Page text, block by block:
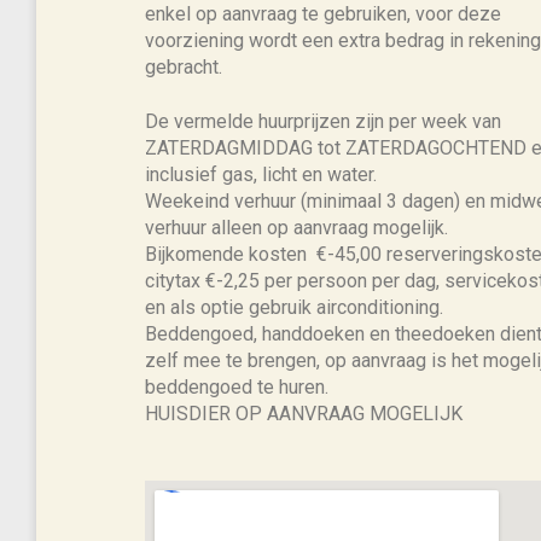
enkel op aanvraag te gebruiken, voor deze
voorziening wordt een extra bedrag in rekening
gebracht.
De vermelde huurprijzen zijn per week van
ZATERDAGMIDDAG tot ZATERDAGOCHTEND
inclusief gas, licht en water.
Weekeind verhuur (minimaal 3 dagen) en
verhuur alleen op aanvraag mogelijk.
Bijkomende kosten €-45,00
citytax €-2,25 per persoon per dag,
en als optie gebruik airconditioning.
Beddengoed, handdoeken en theedoeken
zelf mee te brengen, op aanvraag is het
beddengoed te huren.
HUISDIER OP AANVRAAG MOGELIJK